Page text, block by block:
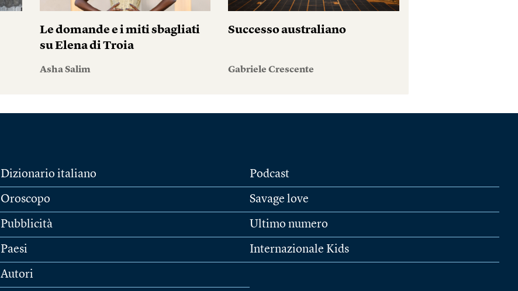
Le domande e i miti sbagliati
su Elena di Troia
Asha Salim
Successo australiano
Gabriele Crescente
Dizionario italiano
Oroscopo
Pubblicità
Paesi
Autori
Podcast
Savage love
Ultimo numero
Internazionale Kids